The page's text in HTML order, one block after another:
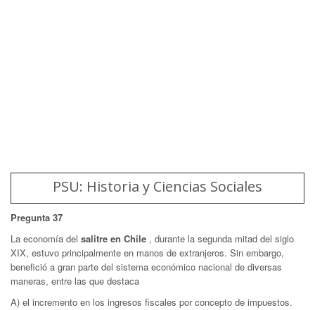
PSU: Historia y Ciencias Sociales
Pregunta 37
La economía del salitre en Chile , durante la segunda mitad del siglo
XIX, estuvo principalmente en manos de extranjeros. Sin embargo,
benefició a gran parte del sistema económico nacional de diversas
maneras, entre las que destaca
A) el incremento en los ingresos fiscales por concepto de impuestos.